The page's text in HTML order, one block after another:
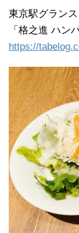
東京駅グランス
「格之進 ハン
https://